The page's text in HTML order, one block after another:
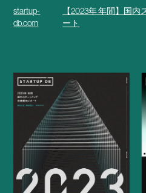
startup-
db.com
【2023年 年間】国
ート